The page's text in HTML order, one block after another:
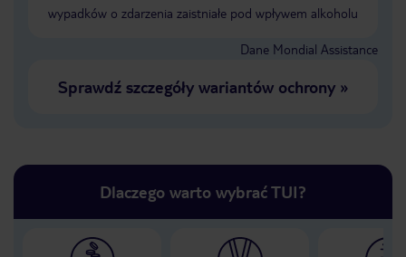
wypadków o zdarzenia zaistniałe pod wpływem alkoholu
Dane Mondial Assistance
Sprawdź szczegóły wariantów ochrony»
Dlaczego warto wybrać TUI?